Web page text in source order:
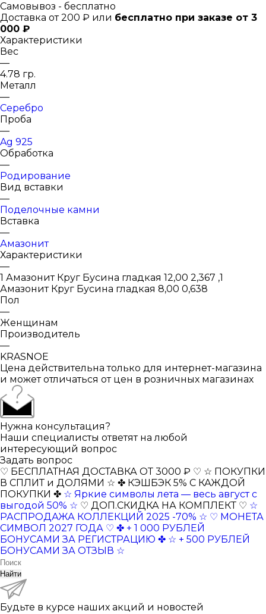
Самовывоз - бесплатно
Доставка от 200 ₽ или бесплатно при заказе от 3
000 ₽
Характеристики
Вес
—
4.78 гр.
Металл
—
Серебро
Проба
—
Ag 925
Обработка
—
Родирование
Вид вставки
—
Поделочные камни
Вставка
—
Амазонит
Характеристики
—
1 Амазонит Круг Бусина гладкая 12,00 2,367 ,1
Амазонит Круг Бусина гладкая 8,00 0,638
Пол
—
Женщинам
Производитель
—
KRASNOE
Цена действительна только для интернет-магазина
и может отличаться от цен в розничных магазинах
Нужна консультация?
Наши специалисты ответят на любой
интересующий вопрос
Задать вопрос
♡ БЕСПЛАТНАЯ ДОСТАВКА ОТ 3000 ₽ ♡ ☆ ПОКУПКИ
В СПЛИТ и ДОЛЯМИ ☆ ✤ КЭШБЭК 5% С КАЖДОЙ
ПОКУПКИ ✤ ☆ Яркие символы лета — весь август с
выгодой 50% ☆ ♡ ДОП.СКИДКА НА КОМПЛЕКТ ♡ ☆
РАСПРОДАЖА КОЛЛЕКЦИЙ 2025 -70% ☆ ♡ МОНЕТА
СИМВОЛ 2027 ГОДА ♡ ✤ + 1 000 РУБЛЕЙ
БОНУСАМИ ЗА РЕГИСТРАЦИЮ ✤ ☆ + 500 РУБЛЕЙ
БОНУСАМИ ЗА ОТЗЫВ ☆
Найти
Будьте в курсе наших акций и новостей